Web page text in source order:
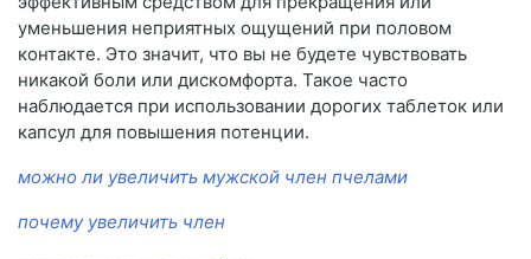
уменьшения неприятных ощущений при половом
контакте. Это значит, что вы не будете чувствовать
никакой боли или дискомфорта. Такое часто
наблюдается при использовании дорогих таблеток или
капсул для повышения потенции.
можно ли увеличить мужской член пчелами
почему увеличить член